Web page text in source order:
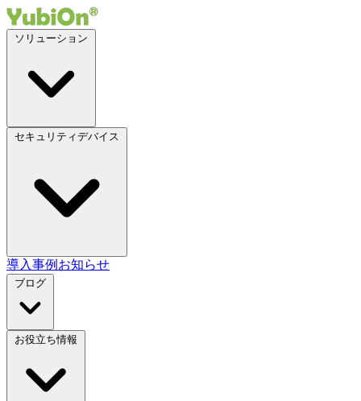
導入事例 お知らせ